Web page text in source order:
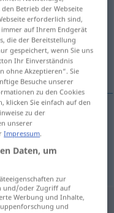
antippen)
Betrieb der Webseite
erforderlich sind,
auf Ihrem Endgerät
die der Bereitstellung
gespeichert, wenn Sie uns
Ihr Einverständnis
ohne Akzeptieren“. Sie
Besuche unserer
zu den Cookies
klicken Sie einfach auf den
zu der
unserer
Impressum.
Daten, um
zur
und/oder Zugriff auf
Werbung und Inhalte,
und